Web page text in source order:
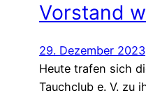
Vorstand
29. Dezember 2023
Heute trafen sich
Tauchclub e. V. zu